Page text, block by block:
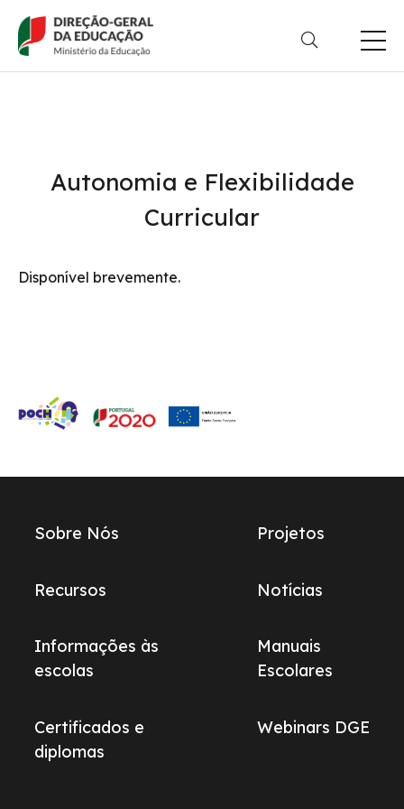
principalAutonomia e Flexibilidade
Curricular
Disponível brevemente.
Links
do
Sobre Nós Projetos
Recursos Notícias
Informações às
escolas
Manuais
Escolares
Certificados e
diplomas
Webinars DGE